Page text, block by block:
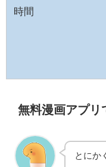
時間
無料漫画アプリ
とにか